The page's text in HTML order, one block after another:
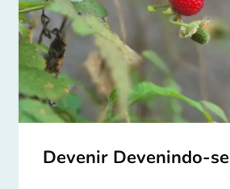
Devenir Devenindo-se